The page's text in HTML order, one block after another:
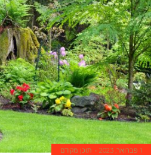
1 פברואר, 2023 תוכן מקודם